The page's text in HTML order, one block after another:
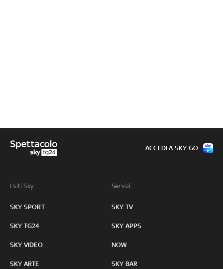
I siti Sky:
SKY SPORT
SKY TG24
SKY VIDEO
SKY ARTE
Servizi:
SKY TV
SKY APPS
NOW
SKY BAR
ACCEDI A SKY GO